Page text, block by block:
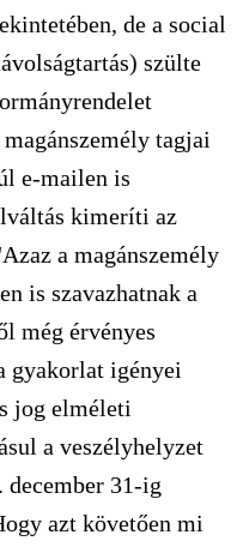
de a social
szülte
tagjai
e-mailen is
kimeríti az
a magánszemély
is szavazhatnak a
még érvényes
gyakorlat igényei
jog elméleti
a veszélyhelyzet
december 31-ig
azt követően mi